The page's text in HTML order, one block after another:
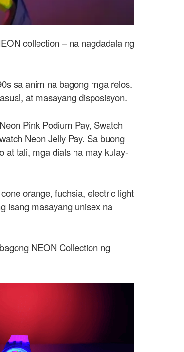
collection – na nagdadala ng
sa anim na bagong mga relos.
at masayang disposisyon.
Pink Podium Pay, Swatch
Neon Jelly Pay. Sa buong
at tali, mga dials na may kulay-
orange, fuchsia, electric light
isang masayang unisex na
NEON Collection ng